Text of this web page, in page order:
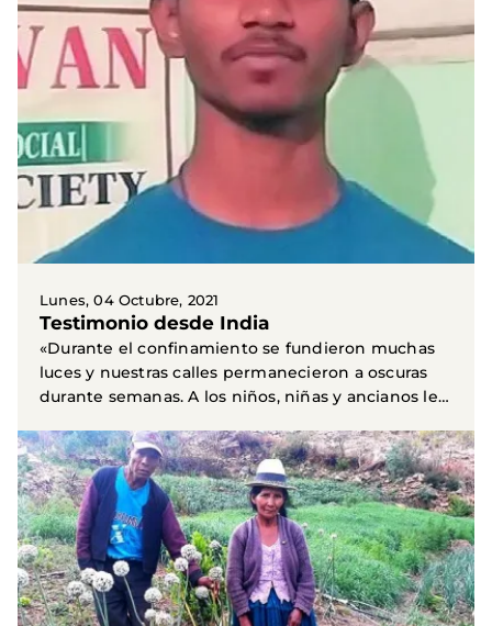
Lunes, 04 Octubre, 2021
Testimonio desde India
«Durante el confinamiento se fundieron muchas
luces y nuestras calles permanecieron a oscuras
durante semanas. A los niños, niñas y ancianos les